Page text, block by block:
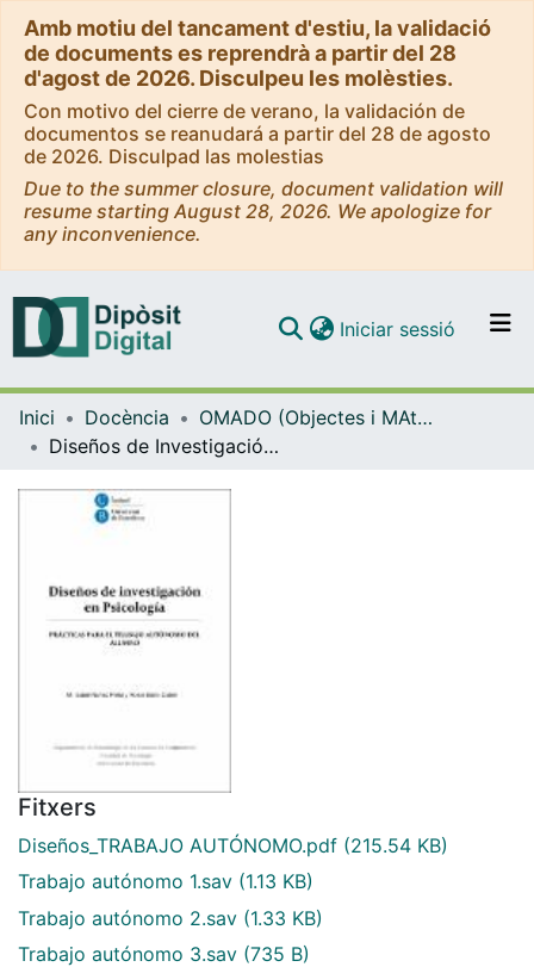
Amb motiu del tancament d'estiu, la validació
de documents es reprendrà a partir del 28
d'agost de 2026. Disculpeu les molèsties.
Con motivo del cierre de verano, la validación de
documentos se reanudará a partir del 28 de agosto
de 2026. Disculpad las molestias
Due to the summer closure, document validation will
resume starting August 28, 2026. We apologize for
any inconvenience.
Navega per tot el DD
Iniciar sessió (current)
Inici Docència
OMADO (Objectes i MAterials DOcents)
Diseños de Investigación en Psicología: Prácticas para el trabajo autónomo del alumno
Fitxers
Diseños_TRABAJO AUTÓNOMO.pdf (215.54 KB)
Trabajo autónomo 1.sav (1.13 KB)
Trabajo autónomo 2.sav (1.33 KB)
Trabajo autónomo 3.sav (735 B)